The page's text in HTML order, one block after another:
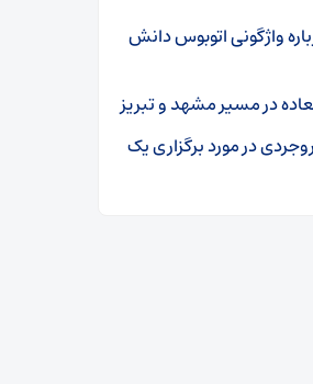
واژگونی اتوبوس دانش
در مسیر مشهد و تبریز
در مورد برگزاری یک